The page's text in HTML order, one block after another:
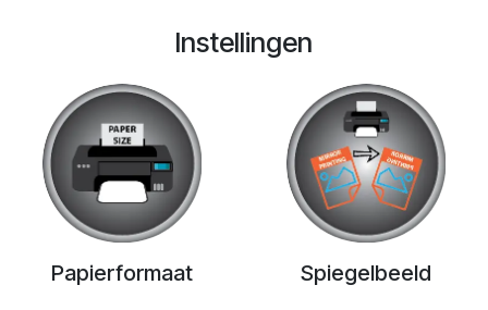
Instellingen
Papierformaat Spiegelbeeld